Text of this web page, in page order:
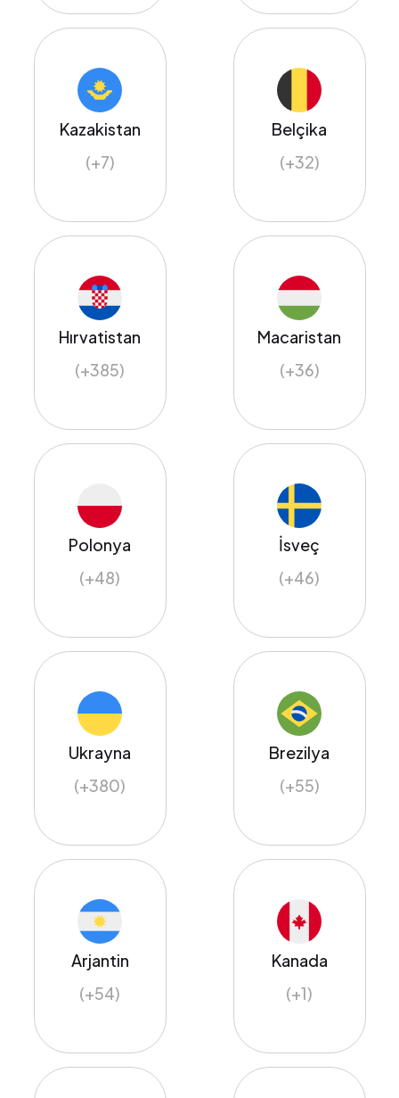
Kazakistan
(+7)
Belçika
(+32)
Hırvatistan
(+385)
Macaristan
(+36)
Polonya
(+48)
İsveç
(+46)
Ukrayna
(+380)
Brezilya
(+55)
Arjantin
(+54)
Kanada
(+1)